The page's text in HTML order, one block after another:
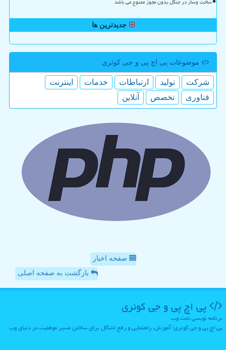
ساخت وساز در جنگل بدون مجوز ممنوع می باشد
جدیدترین ها
موضوعات پی اچ پی و جی كوئری
شركت تولید ارتباطات خدمات
اینترنت
فناوری
تخصص آنلاین
صفحه اخبار
بازگشت به صفحه اصلی
پی اچ پی و جی كوئری
برنامه نویسی تحت وب
پی اچ پی و جی کوئری؛ آموزش، راهنمایی و رفع اشکال برای ساختن مسیر موفقیت در دنیای وب